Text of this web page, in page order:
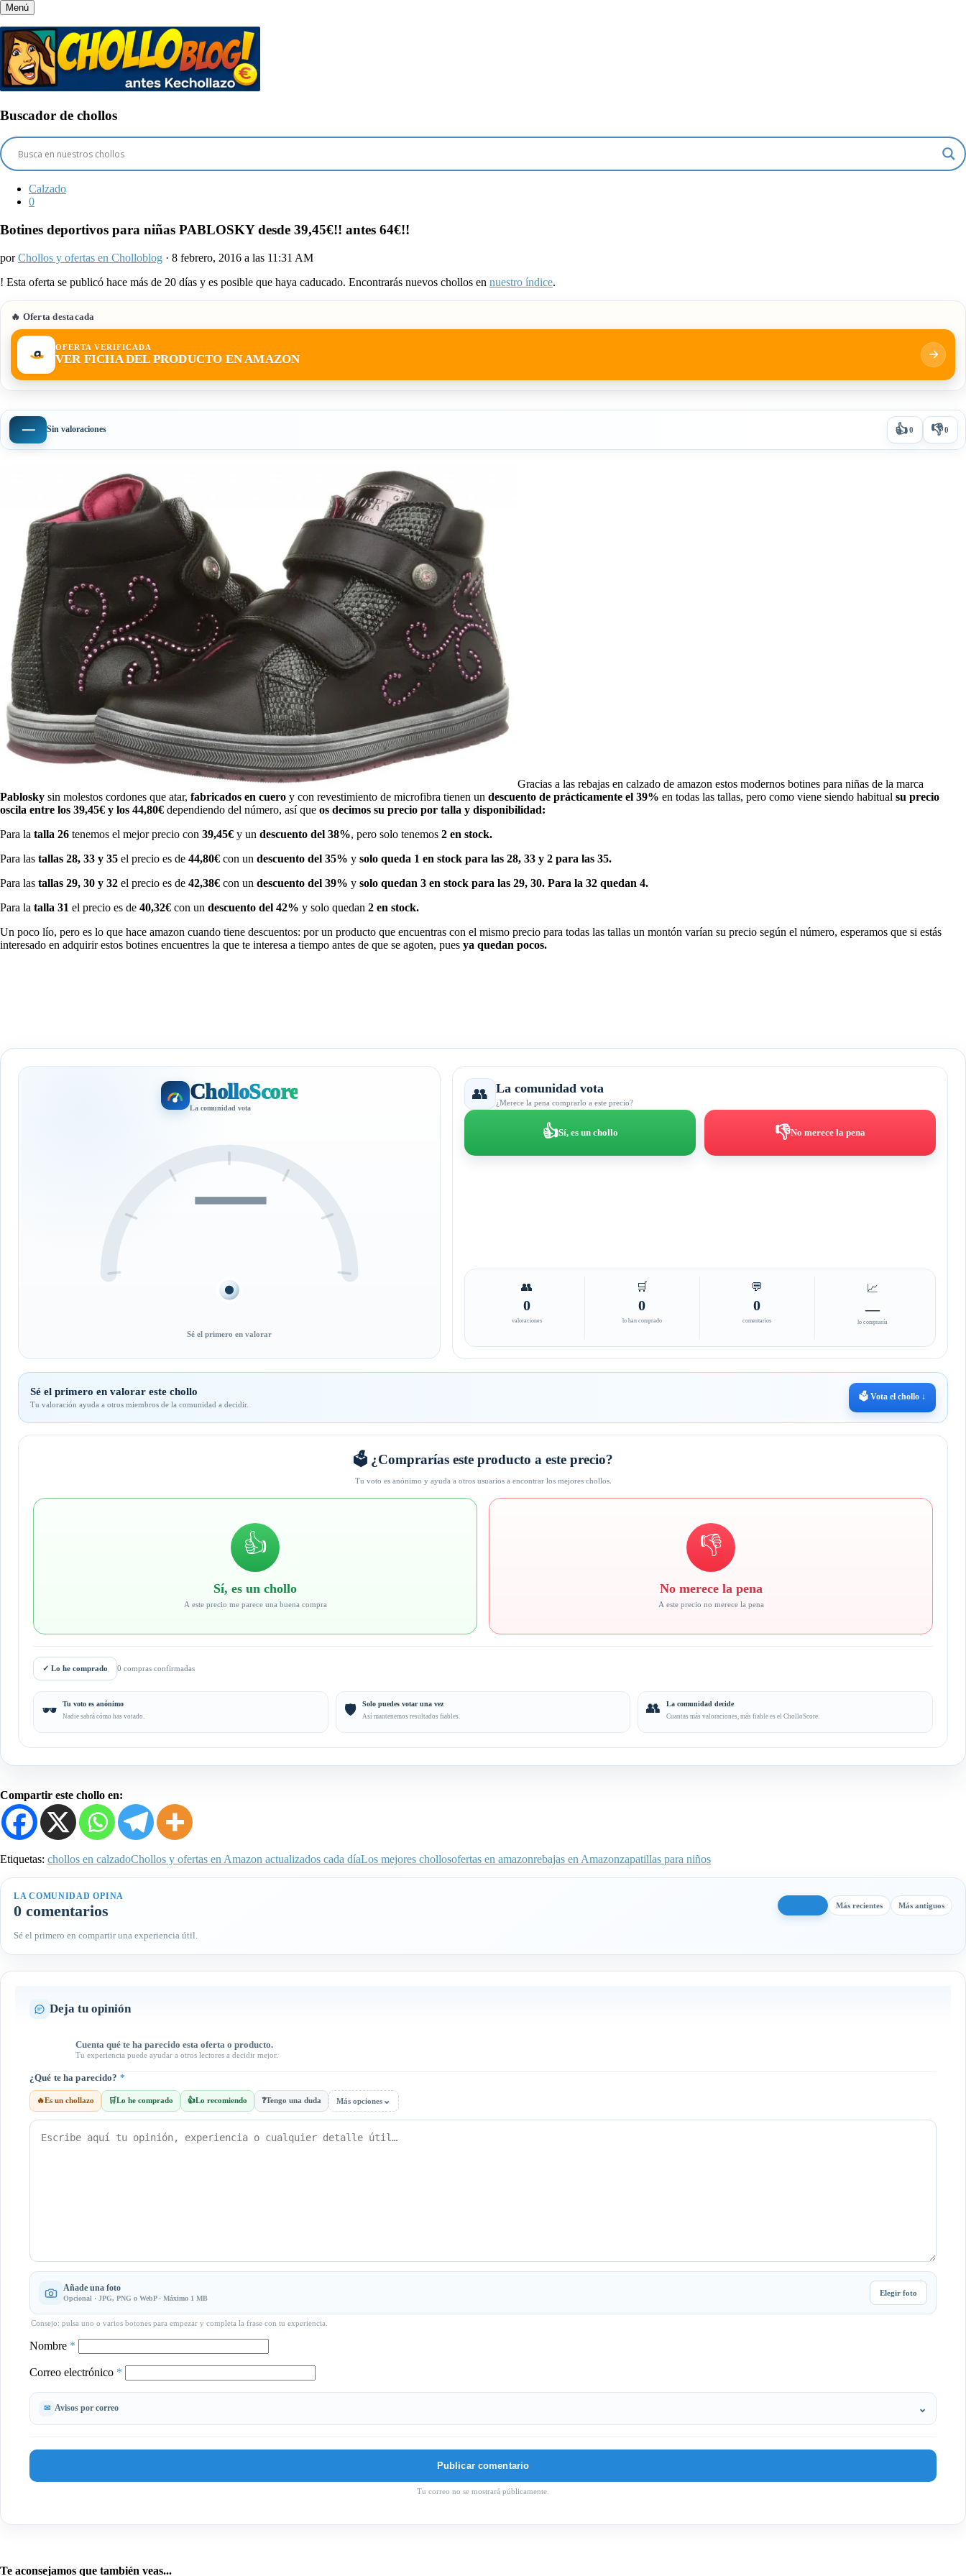
Menú
Buscador de chollos
Calzado
0
Botines deportivos para niñas PABLOSKY desde 39,45€!! antes 64€!!
porChollos y ofertas en Cholloblog · 8 febrero, 2016 a las 11:31 AM
! Esta oferta se publicó hace más de 20 días y es posible que haya caducado. Encontrarás nuevos chollos en nuestro índice.
🔥 Oferta destacada
OFERTA VERIFICADA
VER FICHA DEL PRODUCTO EN AMAZON
— Sin valoraciones 👍0 👎0
Gracias a las rebajas en calzado de amazon estos modernos botines para niñas de la marca
Pablosky sin molestos cordones que atar, fabricados en cuero y con revestimiento de microfibra tienen un descuento de prácticamente el 39% en todas las tallas, pero como viene siendo habitual su precio
oscila entre los 39,45€ y los 44,80€ dependiendo del número, así que os decimos su precio por talla y disponibilidad:
Para la talla 26 tenemos el mejor precio con 39,45€ y un descuento del 38%, pero solo tenemos 2 en stock.
Para las tallas 28, 33 y 35 el precio es de 44,80€ con un descuento del 35% y solo queda 1 en stock para las 28, 33 y 2 para las 35.
Para las tallas 29, 30 y 32 el precio es de 42,38€ con un descuento del 39% y solo quedan 3 en stock para las 29, 30. Para la 32 quedan 4.
Para la talla 31 el precio es de 40,32€ con un descuento del 42% y solo quedan 2 en stock.
Un poco lío, pero es lo que hace amazon cuando tiene descuentos: por un producto que encuentras con el mismo precio para todas las tallas un montón varían su precio según el número, esperamos que si estás
interesado en adquirir estos botines encuentres la que te interesa a tiempo antes de que se agoten, pues ya quedan pocos.
CholloScore
La comunidad vota
—
Sé el primero en valorar
👥 La comunidad vota
¿Merece la pena comprarlo a este precio?
👍Sí, es un chollo 👎No merece la pena
👥
0
valoraciones
🛒
0
lo han comprado
💬
0
comentarios
📈
—
lo compraría
Sé el primero en valorar este chollo
Tu valoración ayuda a otros miembros de la comunidad a decidir.
🗳️ Vota el chollo ↓
🗳️ ¿Comprarías este producto a este precio?
Tu voto es anónimo y ayuda a otros usuarios a encontrar los mejores chollos.
👍
Sí, es un chollo
A este precio me parece una buena compra
👎
No merece la pena
A este precio no merece la pena
✓ Lo he comprado 0 compras confirmadas
🕶️ Tu voto es anónimo
Nadie sabrá cómo has votado. 🛡️ Solo puedes votar una vez
Así mantenemos resultados fiables.
👥 La comunidad decide
Cuantas más valoraciones, más fiable es el CholloScore.
Compartir este chollo en:
Etiquetas: chollos en calzadoChollos y ofertas en Amazon actualizados cada díaLos mejores chollosofertas en amazonrebajas en Amazonzapatillas para niños
LA COMUNIDAD OPINA
0 comentarios Más recientes Más antiguos
Sé el primero en compartir una experiencia útil.
Deja tu opinión
Cuenta qué te ha parecido esta oferta o producto.
Tu experiencia puede ayudar a otros lectores a decidir mejor.
¿Qué te ha parecido? *
🔥Es un chollazo 🛒Lo he comprado 👍Lo recomiendo ❓Tengo una duda Más opciones ⌄
Añade una foto
Opcional · JPG, PNG o WebP · Máximo 1 MB
Elegir foto
Consejo: pulsa uno o varios botones para empezar y completa la frase con tu experiencia.
Nombre *
Correo electrónico *
Avisos por correo
Tu correo no se mostrará públicamente.
Te aconsejamos que también veas...